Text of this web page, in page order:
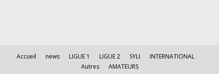
Accueil news LIGUE 1 LIGUE 2 SYLI
INTERNATIONAL
Autres
AMATEURS